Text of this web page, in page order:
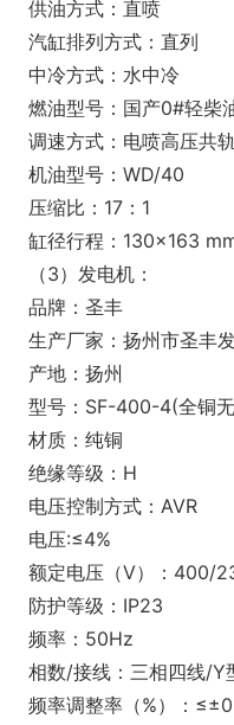
供油方式
汽缸排列方式：直列
中冷方式
燃油型号：国产0#轻柴
调速方式：电
机油型号：WD/40
压缩比：17：1
缸径行程：130×163
（3）发电机：
品牌：
生产厂家：扬州市圣丰
产地：扬州
型号：SF-400-4(全铜
材质：
绝缘等级
电压控制方
电压:≤4%
额定电压（V）
防护等级：IP23
频率：
相数/接线：三相四线/Y
频率调整率（%）：